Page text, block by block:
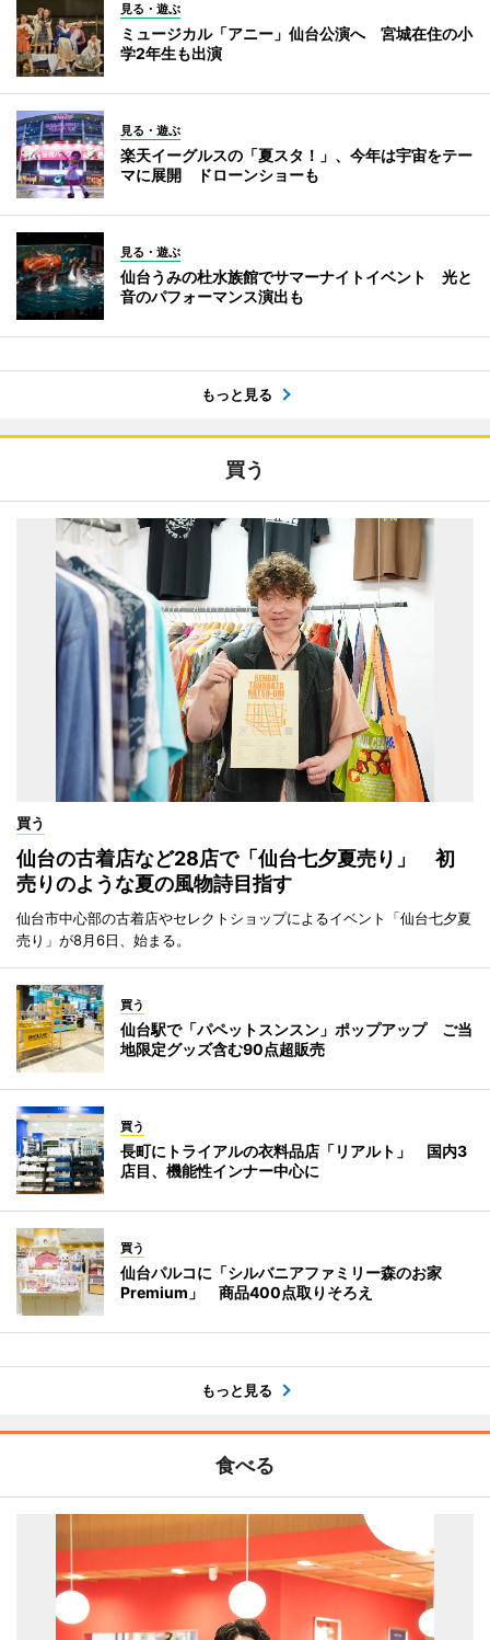
見る・遊ぶ
ミュージカル「アニー」仙台公演へ 宮城在住の小
学2年生も出演
見る・遊ぶ
楽天イーグルスの「夏スタ！」、今年は宇宙をテー
マに展開 ドローンショーも
見る・遊ぶ
仙台うみの杜水族館でサマーナイトイベント 光と
音のパフォーマンス演出も
もっと見る
買う
買う
仙台の古着店など28店で「仙台七夕夏売り」 初
売りのような夏の風物詩目指す
仙台市中心部の古着店やセレクトショップによるイベント「仙台七夕夏
売り」が8月6日、始まる。
買う
仙台駅で「パペットスンスン」ポップアップ ご当
地限定グッズ含む90点超販売
買う
長町にトライアルの衣料品店「リアルト」 国内3
店目、機能性インナー中心に
買う
仙台パルコに「シルバニアファミリー森のお家
Premium」 商品400点取りそろえ
もっと見る
食べる